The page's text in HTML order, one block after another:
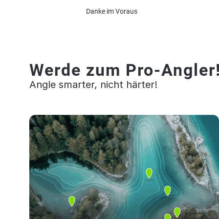
Danke im Voraus
Werde zum Pro-
Angle smarter, nicht härter!